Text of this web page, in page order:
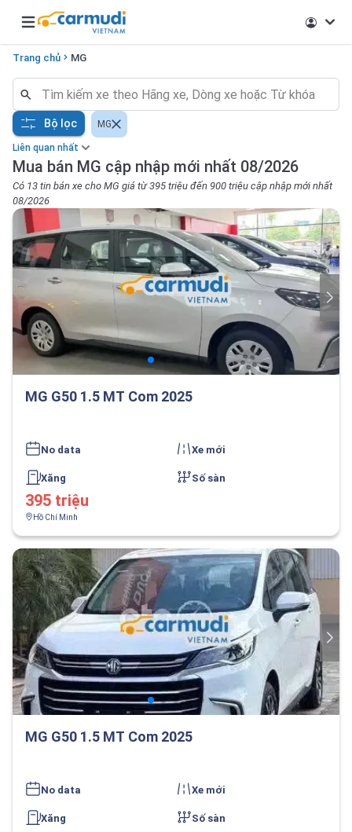
Open main menu
Trang chủ MG
Liên quan nhất
Mua bán MG cập nhập mới nhất 08/2026
Có 13 tin bán xe cho MG giá từ 395 triệu đến 900 triệu cập nhập mới nhất
08/2026
Bộ lọc MG
MG G50 1.5 MT Com 2025
No data Xe mới
Xăng Số sàn
395 triệu
Hồ Chí Minh
MG G50 1.5 MT Com 2025
No data Xe mới
Xăng Số sàn